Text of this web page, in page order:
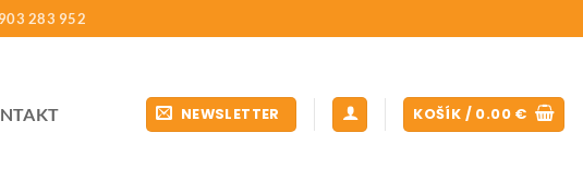
283 952
NEWSLETTER KOŠÍK / 0.00 €